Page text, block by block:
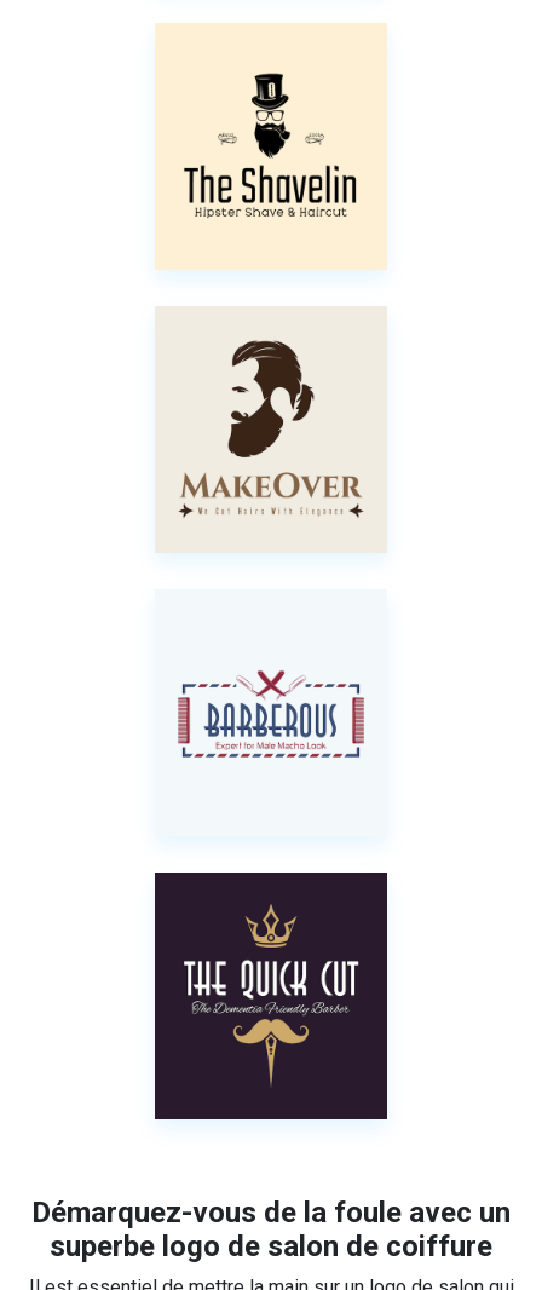
Démarquez-vous de la foule avec un
superbe logo de salon de coiffure